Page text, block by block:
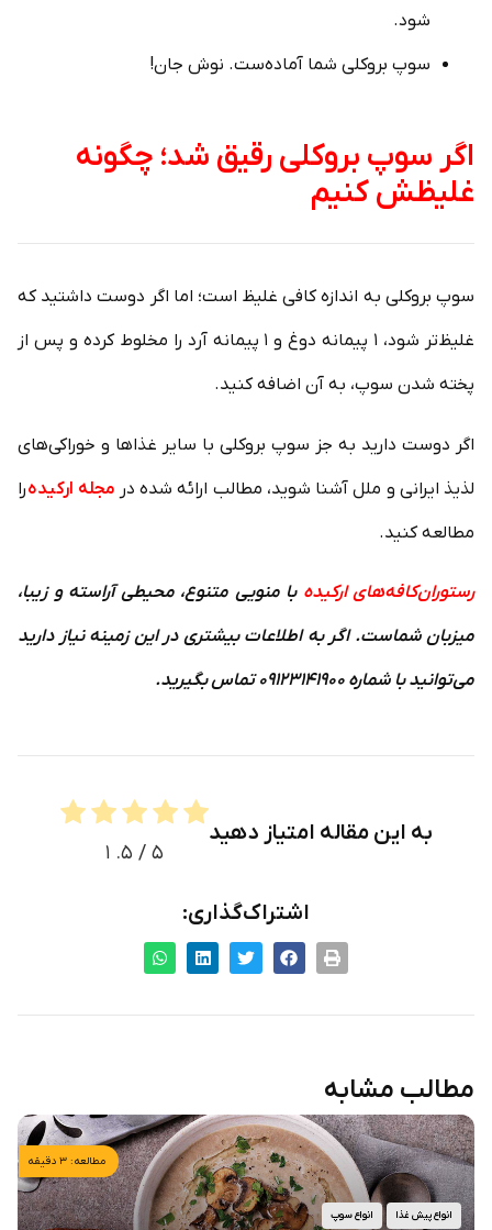
شود.
سوپ بروکلی شما آماده‌ست. نوش جان!
اگر سوپ بروکلی رقیق شد؛ چگونه
غلیظش کنیم
سوپ بروکلی به اندازه کافی غلیظ است؛ اما اگر دوست داشتید که
غلیظ‌تر شود، ۱ پیمانه دوغ و ۱ پیمانه آرد را مخلوط کرده و پس از
پخته شدن سوپ، به آن اضافه کنید.
اگر دوست دارید به جز سوپ بروکلی با سایر غذاها و خوراکی‌های
لذیذ ایرانی و ملل آشنا شوید، مطالب ارائه شده در مجله ارکیدهرا
مطالعه کنید.
رستوران‌کافه‌های ارکیده با منویی متنوع، محیطی آراسته و زیبا،
میزبان شماست. اگر به اطلاعات بیشتری در این زمینه نیاز دارید
می­‌توانید با شماره ۰۹۱۲۳۱۴۱۹۰۰ تماس بگیرید.
به این مقاله امتیاز دهید
۵ / ۵. ۱
اشتراک‌گذاری:
مطالب مشابه
مطالعه: ۳ دقیقه
انواع پیش غذا انواع سوپ